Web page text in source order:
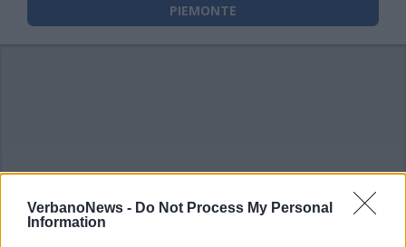
VerbanoNews - Do Not Process My Personal
Information
PIEMONTE